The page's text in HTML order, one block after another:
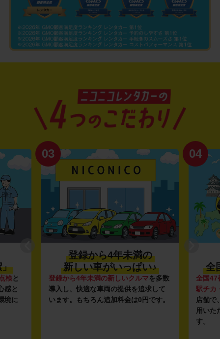
」
検と
感と
境に
03
登録から4年未満の
新しい車がいっぱい♪
登録から4年未満の新しいクルマを多数
導入し、快適な車両の提供を追求して
います。もちろん追加料金は0円です。
04
全
全国47
駅チカ
店舗で
用いた
す。